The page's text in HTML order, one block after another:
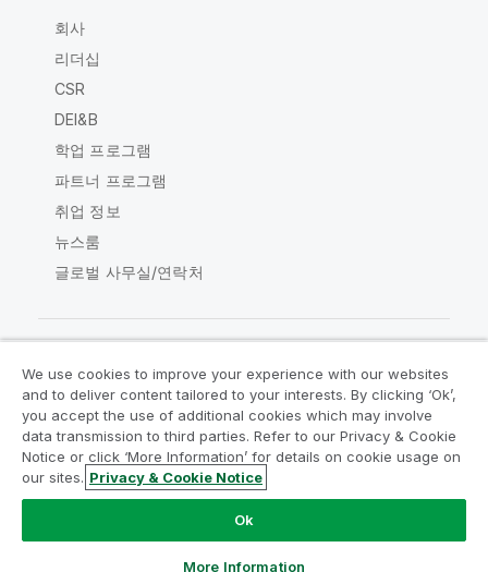
회사
리더십
CSR
DEI&B
학업 프로그램
파트너 프로그램
취업 정보
뉴스룸
글로벌 사무실/연락처
Qlik Community
법적 계약 제품 약관
Legal Policies
Legal Policies
사용 약관
Do Not Share My Info
Copyright © 1993-2026 QlikTech International AB. 무단 전재
We use cookies to improve your experience with our websites
and to deliver content tailored to your interests. By clicking ‘Ok’,
you accept the use of additional cookies which may involve
data transmission to third parties. Refer to our Privacy & Cookie
Notice or click ‘More Information’ for details on cookie usage on
our sites. Privacy & Cookie Notice
Ok
More Information